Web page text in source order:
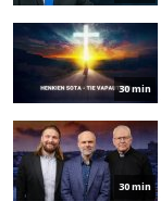
30 min
30 min